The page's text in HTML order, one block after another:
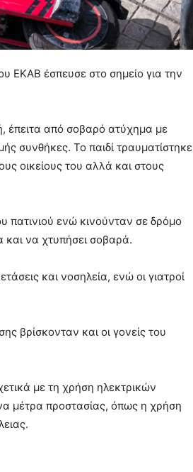
ΕΚΑΒ έσπευσε στο σημείο για την
έπειτα από σοβαρό ατύχημα με
συνθήκες. Το παιδί τραυματίστηκε
οικείους του αλλά και στους
πατινιού ενώ κινούνταν σε δρόμο
και να χτυπήσει σοβαρά.
και νοσηλεία, ενώ οι γιατροί
βρίσκονταν και οι γονείς του
με τη χρήση ηλεκτρικών
μέτρα προστασίας, όπως η χρήση